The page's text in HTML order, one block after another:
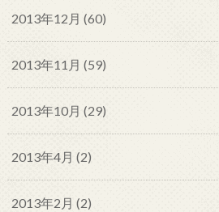
2013年12月 (60)
2013年11月 (59)
2013年10月 (29)
2013年4月 (2)
2013年2月 (2)